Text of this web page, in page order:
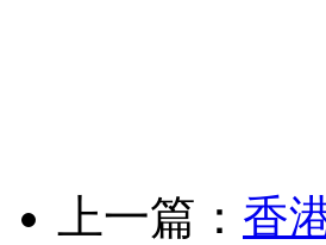
上一篇： 香